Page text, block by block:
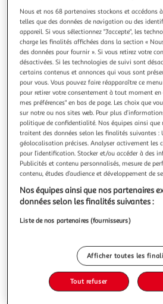
A Paranormal Evening With The
Une œuvre musicale épique et
Evening With The Moonflower
album vinyle double qui dévoile un
puissant, mêlant métal
orchestrales et passages épiques.
expérience auditive captivante,
En savoir +
Vendu parMultishop
Livraison dès 6/7 jours
4,99€
Plus d'options
Vendu parMultishop
Livraison dès 4/5 jours
Plus d'options
2KINGS
Livraison dès 6/7 jours
Livraison offerte
Nous et nos 68 partenaires stockons et accédons
telles que des données de navigation ou des
appareil. Si vous sélectionnez "J'accepte", les
charge les finalités affichées dans la section «
des données pour fournir ». Si vous retirez votre
désactivées. Si les technologies de suivi sont
certains contenus et annonces qui vous sont
pour vous. Vous pouvez faire réapparaître ce
pour retirer votre consentement à tout moment en
mes préférences" en bas de page. Les choix que
sur notre ou nos sites web. Pour plus
politique de confidentialité. Nos équipes ainsi que
traitent des données selon les finalités suivantes :
géolocalisation précises. Analyser activement les
pour l’identification. Stocker et/ou accéder à des
Publicités et contenu personnalisés, mesure de
contenu, études d’audience et développement de
Nos équipes ainsi que nos partenaires
données selon les finalités suivantes :
Liste de nos partenaires (fournisseurs)
Afficher toutes les
Tout refuser